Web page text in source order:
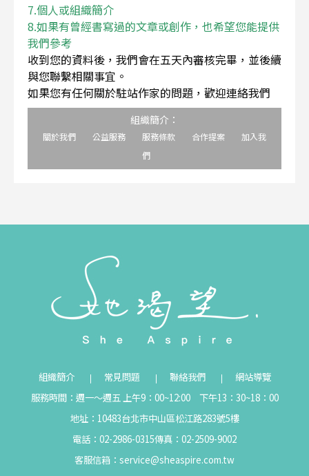
7.個人或組織簡介
8.如果有曾經書寫過的文章或創作，也希望您能提供
我們參考
收到您的資料後，我們會在五天內審核完畢，並後續
與您聯繫相關事宜。
如果您有任何關於駐站作家的問題，歡迎連絡我們
組織簡介：
關於我們 公益服務 服務條款 合作提案
加入我
們
組織簡介 常見問題 聯絡我們
網站導覽
服務時間：週一～週五 上午9：00~12:00 下午13：30~18：00
地址：10483台北市中山區松江路283號5樓
電話：02-2986-0315傳真：02-2509-9002
客服信箱： service@sheaspire.com.tw